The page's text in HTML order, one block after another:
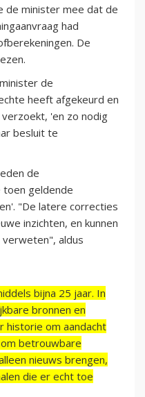
de minister mee dat de
had
De
de
heeft afgekeurd en
'en zo nodig
besluit te
de
toen geldende
"De latere correcties
inzichten, en kunnen
aldus
bijna 25 jaar. In
bronnen en
historie om aandacht
betrouwbare
nieuws brengen,
die er echt toe